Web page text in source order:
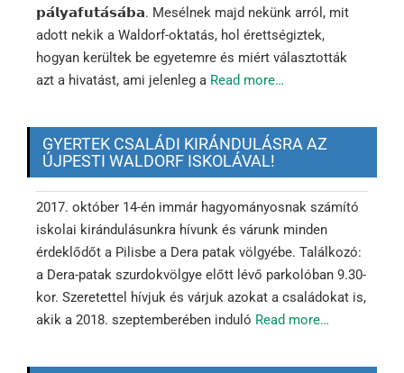
𝗽𝗮́𝗹𝘆𝗮𝗳𝘂𝘁𝗮́𝘀𝗮́𝗯𝗮. Mesélnek majd nekünk arról, mit
adott nekik a Waldorf-oktatás, hol érettségiztek,
hogyan kerültek be egyetemre és miért választották
azt a hivatást, ami jelenleg a Read more…
GYERTEK CSALÁDI KIRÁNDULÁSRA AZ
ÚJPESTI WALDORF ISKOLÁVAL!
2017. október 14-én immár hagyományosnak számító
iskolai kirándulásunkra hívunk és várunk minden
érdeklődőt a Pilisbe a Dera patak völgyébe. Találkozó:
a Dera-patak szurdokvölgye előtt lévő parkolóban 9.30-
kor. Szeretettel hívjuk és várjuk azokat a családokat is,
akik a 2018. szeptemberében induló Read more…